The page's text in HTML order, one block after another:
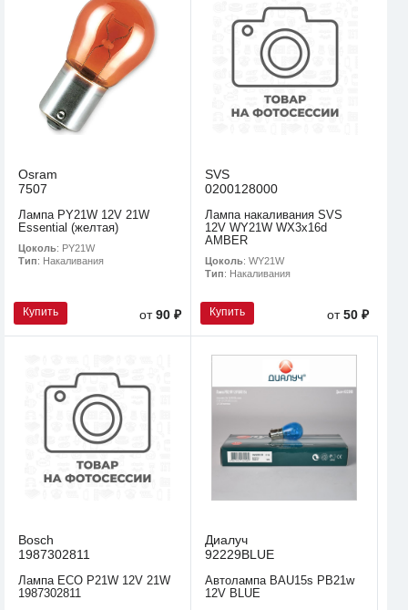
Osram
7507
Лампа PY21W 12V 21W
Essential (желтая)
Цоколь: PY21W
Тип: Накаливания
Купить от90 ₽
SVS
0200128000
Лампа накаливания SVS
12V WY21W WX3x16d
AMBER
Цоколь: WY21W
Тип: Накаливания
Купить от50 ₽
Bosch
1987302811
Лампа ECO P21W 12V 21W
1987302811
Диалуч
92229BLUE
Автолампа BAU15s PB21w
12V BLUE